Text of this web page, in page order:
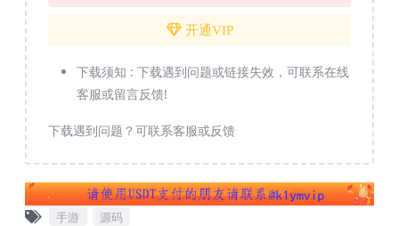
开通VIP
下载须知 : 下载遇到问题或链接失效，可联系在线
客服或留言反馈!
下载遇到问题？可联系客服或反馈
手游 源码